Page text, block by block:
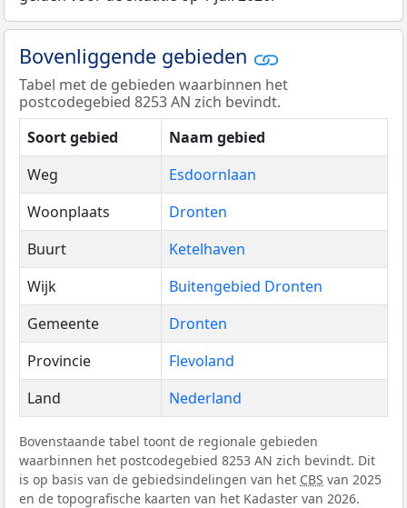
Bovenliggende gebieden
Tabel met de gebieden waarbinnen het
postcodegebied 8253 AN zich bevindt.
Soort gebied
Naam gebied
Weg
Esdoornlaan
Woonplaats
Dronten
Buurt
Ketelhaven
Wijk
Buitengebied Dronten
Gemeente
Dronten
Provincie
Flevoland
Land
Nederland
Bovenstaande tabel toont de regionale gebieden
waarbinnen het postcodegebied 8253 AN zich bevindt. Dit
is op basis van de gebiedsindelingen van het CBS van 2025
en de topografische kaarten van het Kadaster van 2026.